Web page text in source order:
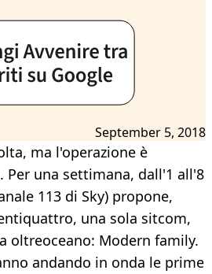
September 5, 2018
ma l'operazione è
Per una settimana, dall'1 all'8
113 di Sky) propone,
una sola sitcom,
oltreoceano: Modern family.
andando in onda le prime